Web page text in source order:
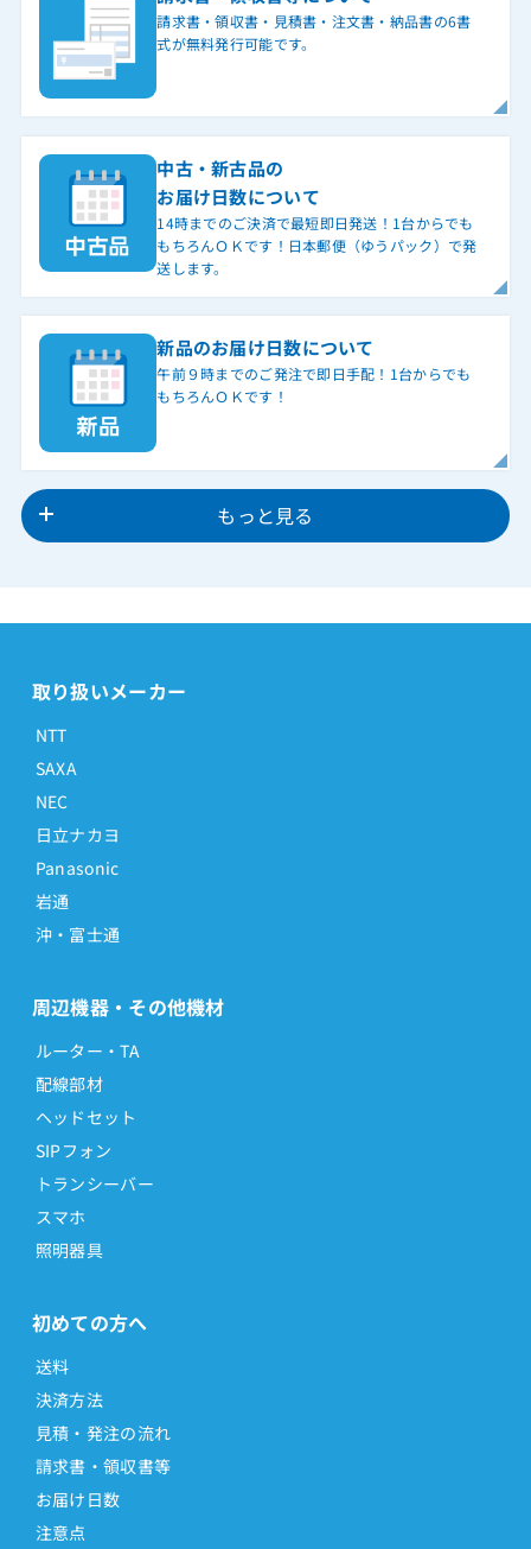
請求書・領収書・見積書・注文書・納品書の6書
式が無料発行可能です。
中古・新古品の
お届け日数について
14時までのご決済で最短即日発送！1台からでも
もちろんＯＫです！日本郵便（ゆうパック）で発
送します。
新品のお届け日数について
午前９時までのご発注で即日手配！1台からでも
もちろんＯＫです！
もっと見る
取り扱いメーカー
NTT
SAXA
NEC
日立ナカヨ
Panasonic
岩通
沖・富士通
周辺機器・その他機材
ルーター・TA
配線部材
ヘッドセット
SIPフォン
トランシーバー
スマホ
照明器具
初めての方へ
送料
決済方法
見積・発注の流れ
請求書・領収書等
お届け日数
注意点